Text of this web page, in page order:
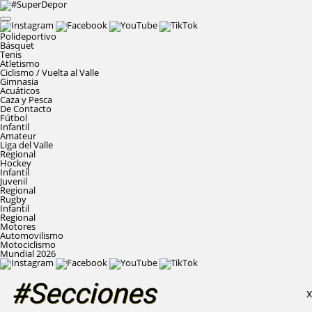
Polideportivo
Básquet
Tenis
Atletismo
Ciclismo / Vuelta al Valle
Gimnasia
Acuáticos
Caza y Pesca
De Contacto
Fútbol
Infantil
Amateur
Liga del Valle
Regional
Hockey
Infantil
Juvenil
Regional
Rugby
Infantil
Regional
Motores
Automovilismo
Motociclismo
Mundial 2026
#Secciones X